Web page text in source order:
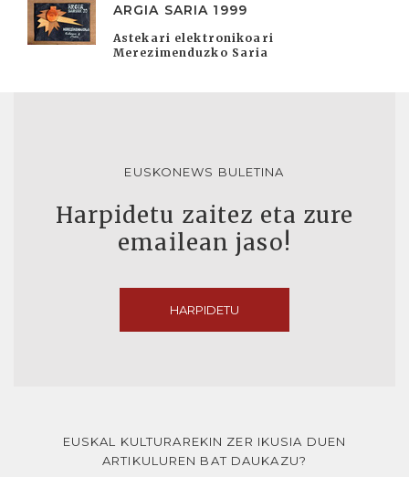
ARGIA SARIA 1999
Astekari elektronikoari
Merezimenduzko Saria
EUSKONEWS BULETINA
Harpidetu zaitez eta zure
emailean jaso!
HARPIDETU
EUSKAL KULTURAREKIN ZER IKUSIA DUEN
ARTIKULUREN BAT DAUKAZU?